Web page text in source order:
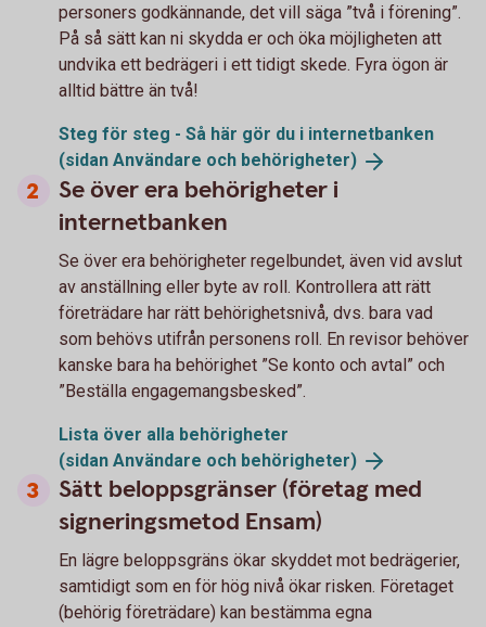
personers godkännande, det vill säga ”två i förening”.
På så sätt kan ni skydda er och öka möjligheten att
undvika ett bedrägeri i ett tidigt skede. Fyra ögon är
alltid bättre än två!
Steg för steg - Så här gör du i internetbanken
(sidan Användare och behörigheter)
Se över era behörigheter i
internetbanken
Se över era behörigheter regelbundet, även vid avslut
av anställning eller byte av roll. Kontrollera att rätt
företrädare har rätt behörighetsnivå, dvs. bara vad
som behövs utifrån personens roll. En revisor behöver
kanske bara ha behörighet ”Se konto och avtal” och
”Beställa engagemangsbesked”.
Lista över alla behörigheter
(sidan Användare och behörigheter)
Sätt beloppsgränser (företag med
signeringsmetod Ensam)
En lägre beloppsgräns ökar skyddet mot bedrägerier,
samtidigt som en för hög nivå ökar risken. Företaget
(behörig företrädare) kan bestämma egna